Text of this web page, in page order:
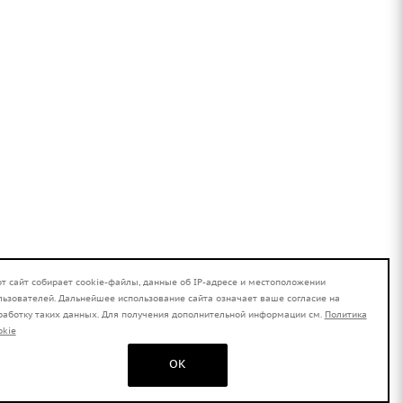
сайт собирает cookie-файлы, данные об IP-адресе и местоположении
Дальнейшее использование сайта означает ваше согласие на
таких данных. Для получения дополнительной информации см. Политика
OK